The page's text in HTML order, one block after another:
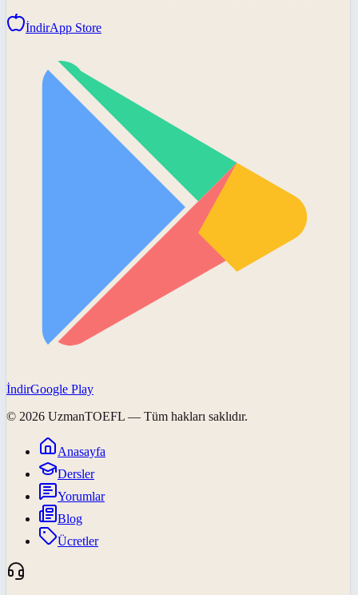
İndirApp Store
İndirGoogle Play
© 2026 UzmanTOEFL — Tüm hakları saklıdır.
Anasayfa
Dersler
Yorumlar
Blog
Ücretler